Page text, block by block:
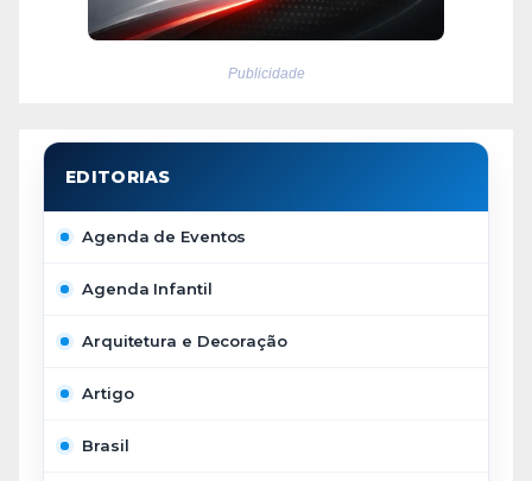
Publicidade
Agenda de Eventos
Agenda Infantil
Arquitetura e Decoração
Artigo
Brasil